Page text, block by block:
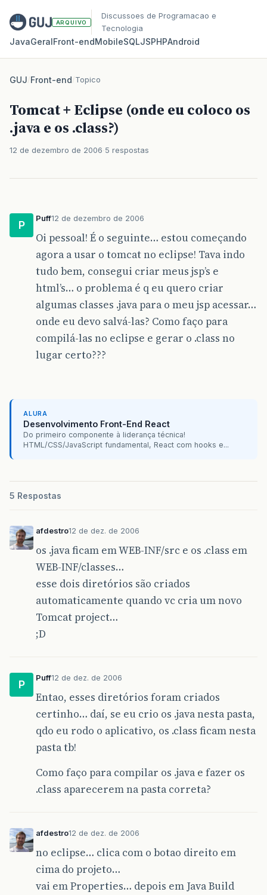
ARQUIVO
Discussoes de Programacao e
Tecnologia
JavaGeralFront‑endMobileSQLJSPHPAndroid
GUJ/Front-end/Topico
Tomcat + Eclipse (onde eu coloco os
.java e os .class?)
12 de dezembro de 2006 5 respostas
P
Puff12 de dezembro de 2006
Oi pessoal! É o seguinte… estou começando
agora a usar o tomcat no eclipse! Tava indo
tudo bem, consegui criar meus jsp’s e
html’s… o problema é q eu quero criar
algumas classes .java para o meu jsp acessar…
onde eu devo salvá-las? Como faço para
compilá-las no eclipse e gerar o .class no
lugar certo???
ALURA
Desenvolvimento Front-End React
Do primeiro componente à liderança técnica!
HTML/CSS/JavaScript fundamental, React com hooks e...
5 Respostas
afdestro12 de dez. de 2006
os .java ficam em WEB-INF/src e os .class em
WEB-INF/classes…
esse dois diretórios são criados
automaticamente quando vc cria um novo
Tomcat project…
;D
P
Puff12 de dez. de 2006
Entao, esses diretórios foram criados
certinho… daí, se eu crio os .java nesta pasta,
qdo eu rodo o aplicativo, os .class ficam nesta
pasta tb!
Como faço para compilar os .java e fazer os
.class aparecerem na pasta correta?
afdestro12 de dez. de 2006
no eclipse… clica com o botao direito em
cima do projeto…
vai em Properties… depois em Java Build